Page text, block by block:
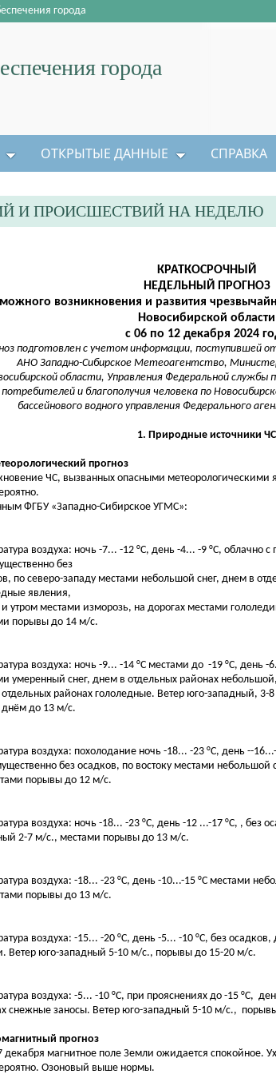
города
города
ОТКРЫТЫЕ ДАННЫЕ СПРАВКА
И ПРОИСШЕСТВИЙ НА НЕДЕЛЮ
КРАТКОСРОЧНЫЙ
НЕДЕЛЬНЫЙ ПРОГНОЗ
возникновения и развития
Новосибирской области
с 06 по 12 декабря 2024
подготовлен с учетом информации, поступившей
АНО Западно-Сибирское Метеоагентство,
области, Управления Федеральной службы
потребителей и благополучия человека по
бассейнового водного управления Федерального
1. Природные источники ЧС
прогноз
ЧС, вызванных опасными метеорологическими
ФГБУ «Западно-Сибирское УГМС»:
воздуха: ночь -7... -12 °С, день -4... -9 °С, облачно
без
по северо-западу местами небольшой снег, днем в
явления,
утром местами изморозь, на дорогах местами
порывы до 14 м/с.
воздуха: ночь -9... -14 °С местами до -19 °С, день
умеренный снег, днем в отдельных районах
отдельных районах гололедные. Ветер юго-западный,
до 13 м/с.
воздуха: похолодание ночь -18... -23 °С, день --
без осадков, по востоку местами
порывы до 12 м/с.
воздуха: ночь -18... -23 °С, день -12 ...-17 °С, , без
2-7 м/с., местами порывы до 13 м/с.
воздуха: -18... -23 °С, день -10...-15 °С местами
порывы до 13 м/с.
воздуха: -15... -20 °С, день -5... -10 °С, без осадков,
Ветер юго-западный 5-10 м/с., порывы до 15-20 м/с.
воздуха: -5... -10 °С, при прояснениях до -15 °С,
снежные заносы. Ветер юго-западный 5-10 м/с.,
прогноз
декабря магнитное поле Земли ожидается спокойное.
Озоновый выше нормы.